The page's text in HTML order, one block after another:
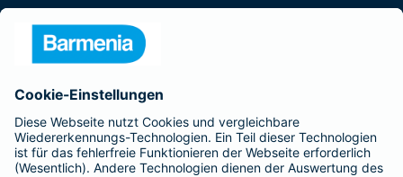
Presse
Barmenia ist Teil der BarmeniaGothaer
BELIEBTE SEITEN
Kranken-Zusatzversicherung